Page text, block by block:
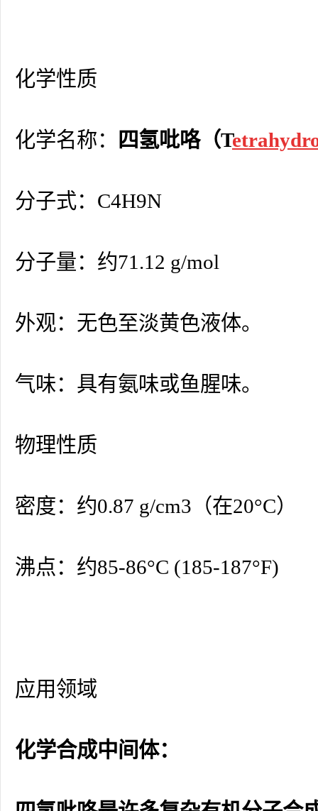
化学性质
化学名称： 四氢吡咯（T
分子式：C4H9N
分子量：约71.12 g/mol
外观：无色至淡黄色液体。
气味：具有氨味或鱼腥味。
物理性质
密度：约0.87 g/cm3（在20°C）
沸点：约85-86°C (185-187°F)
应用领域
化学合成中间体：